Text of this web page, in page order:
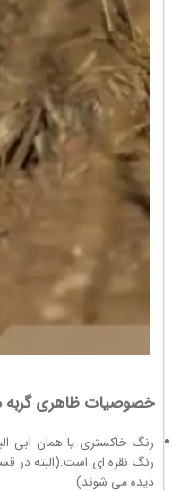
خصوصیات ظاهری گربه
رنگ خاکستری یا همان ابی
رنگ نقره ای است.(البته در
دیده می شوند)